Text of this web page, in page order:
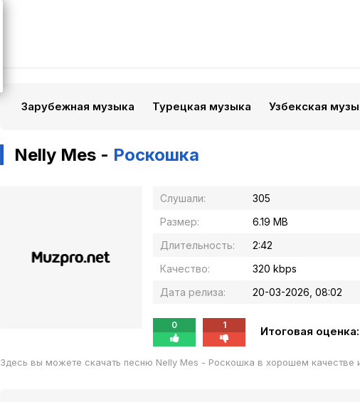
Зарубежная музыка Турецкая музыка Узбекская
Nelly Mes - Роскошка
Слушали:
305
Размер:
6.19 MB
Длительность:
2:42
Качество:
320 kbps
Дата релиза:
20-03-2026, 08:02
0 1 Итоговая оценка:
Здесь вы можете скачать песню Nelly Mes - Роскошка в хорошем